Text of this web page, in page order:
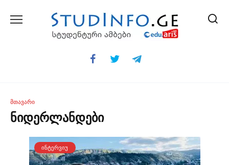
ᲛᲗᲐᲕᲐᲠᲘ
ნიდერლანდები
ᲘᲜᲢᲔᲠᲕᲘᲣ